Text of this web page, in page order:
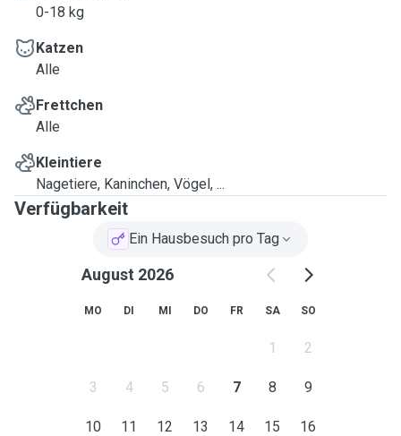
0-18 kg
Katzen
Alle
Frettchen
Alle
Kleintiere
Nagetiere, Kaninchen, Vögel, ...
Verfügbarkeit
Ein Hausbesuch pro Tag
August 2026
MO DI MI DO FR SA SO
1 2
3 4 5 6 7 8 9
10 11 12 13 14 15 16